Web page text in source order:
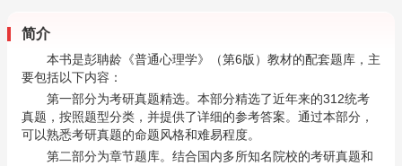
简介
本书是彭聃龄《普通心理学》（第6版）教材的配套题库，主
要包括以下内容：
第一部分为考研真题精选。本部分精选了近年来的312统考
真题，按照题型分类，并提供了详细的参考答案。通过本部分，
可以熟悉考研真题的命题风格和难易程度。
第二部分为章节题库。结合国内多所知名院校的考研真题和